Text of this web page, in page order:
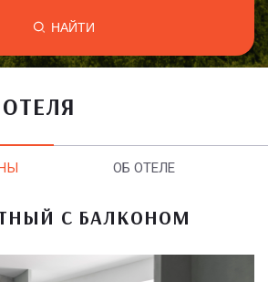
НАЙТИ
ОБ ОТЕЛЕ
С БАЛКОНОМ